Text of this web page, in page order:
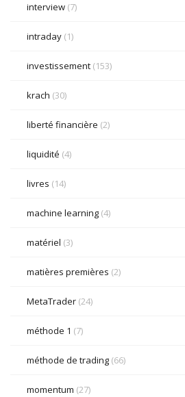
interview (7)
intraday (1)
investissement (153)
krach (30)
liberté financière (2)
liquidité (4)
livres (14)
machine learning (4)
matériel (3)
matières premières (2)
MetaTrader (24)
méthode 1 (7)
méthode de trading (66)
momentum (27)